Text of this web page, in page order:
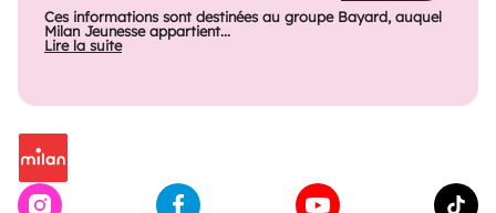
Ces informations sont destinées au groupe Bayard, auquel
Milan Jeunesse appartient...
Lire la suite